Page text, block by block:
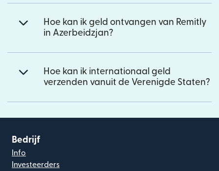
Hoe kan ik geld ontvangen van Remitly
in Azerbeidzjan?
Hoe kan ik internationaal geld
verzenden vanuit de Verenigde Staten?
Bedrijf
Info
Investeerders